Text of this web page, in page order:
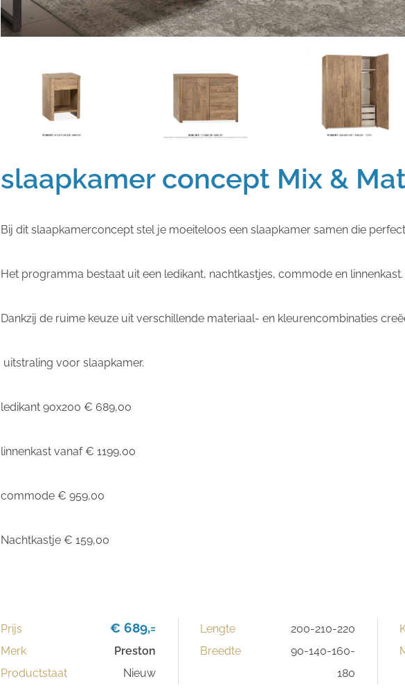
slaapkamer concept Mix &
Bij dit slaapkamerconcept stel je moeiteloos een slaapkamer samen die
Het programma bestaat uit een ledikant, nachtkastjes, commode en linnenkast.
Dankzij de ruime keuze uit verschillende materiaal- en kleurencombinaties
uitstraling voor slaapkamer.
ledikant 90x200 € 689,00
linnenkast vanaf € 1199,00
commode € 959,00
Nachtkastje € 159,00
Prijs € 689,=
Merk
Preston
Productstaat
Nieuw
Lengte
200-210-220
Breedte
90-140-160-
180